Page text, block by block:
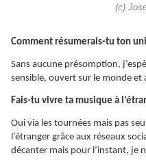
(c)
Comment résumerais-tu ton
Sans aucune présomption,
sensible, ouvert sur le monde et
Fais-tu vivre ta musique à
Oui via les tournées mais pas
l’étranger grâce aux réseaux
décanter mais pour l’instant, je